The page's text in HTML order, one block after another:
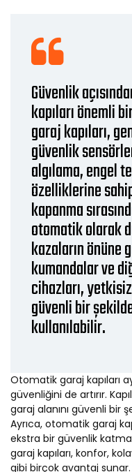
Güvenlik
kapıları önemli
garaj kapıları,
güvenlik
algılama, engel
özelliklerine
kapanma
otomatik olarak
kazaların önüne
kumandalar ve
cihazları,
güvenli bir
kullanılabilir.
Otomatik garaj kapıları
güvenliğini de artırır.
garaj alanını güvenli bir
Ayrıca, otomatik garaj
ekstra bir güvenlik
garaj kapıları, konfor,
gibi birçok avantaj sunar.